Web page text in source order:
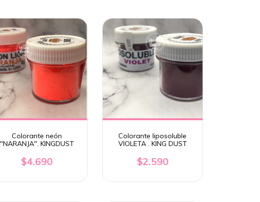
Colorante neón
"NARANJA". KINGDUST
$4.690
Colorante liposoluble
VIOLETA . KING DUST
$2.590